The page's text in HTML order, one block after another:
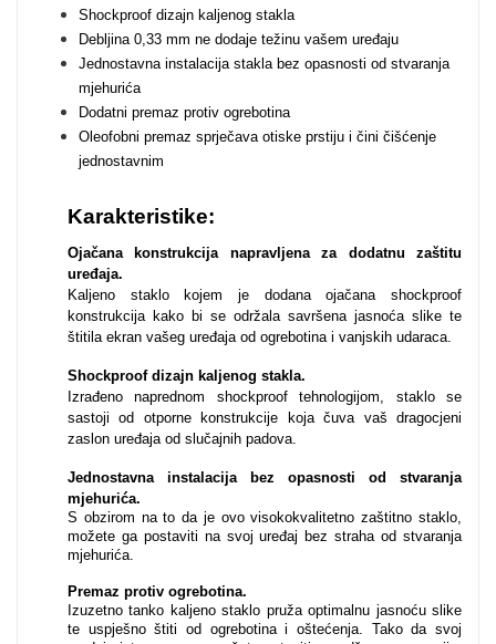
Shockproof dizajn kaljenog stakla
Debljina 0,33 mm ne dodaje težinu vašem uređaju
Jednostavna instalacija stakla bez opasnosti od stvaranja
mjehurića
Dodatni premaz protiv ogrebotina
Oleofobni premaz sprječava otiske prstiju i čini čišćenje
jednostavnim
Karakteristike:
Ojačana konstrukcija napravljena za dodatnu zaštitu
uređaja.
Kaljeno staklo kojem je dodana ojačana shockproof
konstrukcija kako bi se održala savršena jasnoća slike te
štitila ekran vašeg uređaja od ogrebotina i vanjskih udaraca.
Shockproof dizajn kaljenog stakla.
Izrađeno naprednom shockproof tehnologijom, staklo se
sastoji od otporne konstrukcije koja čuva vaš dragocjeni
zaslon uređaja od slučajnih padova.
Jednostavna instalacija bez opasnosti od stvaranja
mjehurića.
S obzirom na to da je ovo visokokvalitetno zaštitno staklo,
možete ga postaviti na svoj uređaj bez straha od stvaranja
mjehurića.
Premaz protiv ogrebotina.
Izuzetno tanko kaljeno staklo pruža optimalnu jasnoću slike
te uspješno štiti od ogrebotina i oštećenja. Tako da svoj
Monogrami Dječji motivi
Mandale / Cvjetni
motivi
Citati & Stihovi